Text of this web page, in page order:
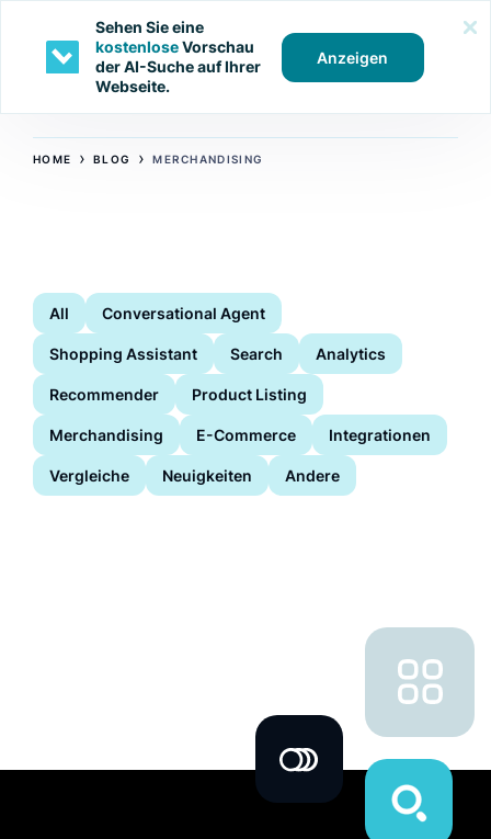
HOME ›BLOG ›MERCHANDISING
All Conversational Agent
Shopping Assistant Search Analytics
Recommender Product Listing
Merchandising E-Commerce Integrationen
Vergleiche Neuigkeiten Andere
Sehen Sie eine
kostenloseVorschau
der AI-Suche auf Ihrer
Webseite.
Anzeigen